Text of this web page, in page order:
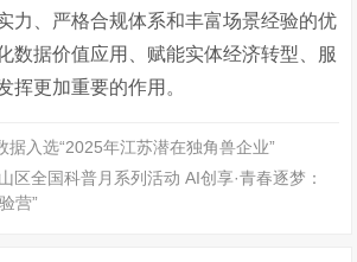
力、严格合规体系和丰富场景经验的优
数据价值应用、赋能实体经济转型、服
挥更加重要的作用。
据入选“2025年江苏潜在独角兽企业”
区全国科普月系列活动 AI创享·青春逐梦：
营”